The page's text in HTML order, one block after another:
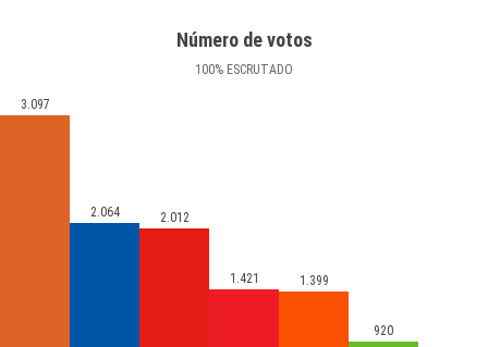
Número de votos
100% ESCRUTADO
3.097
2.064 2.012
1.421 1.399
920